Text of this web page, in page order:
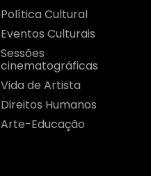
Política Cultural
Eventos Culturais
Sessões
cinematográficas
Vida de Artista
Direitos Humanos
Arte-Educação